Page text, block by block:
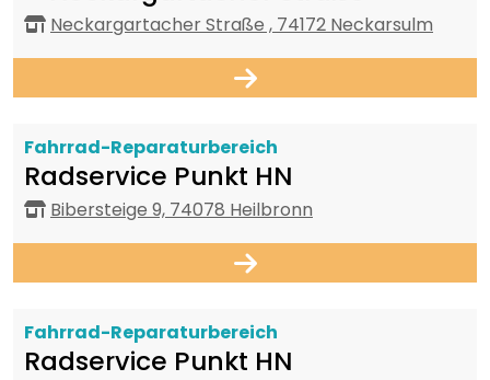
Neckargartacher Straße , 74172 Neckarsulm
Fahrrad-Reparaturbereich
Radservice Punkt HN
Bibersteige 9, 74078 Heilbronn
Fahrrad-Reparaturbereich
Radservice Punkt HN